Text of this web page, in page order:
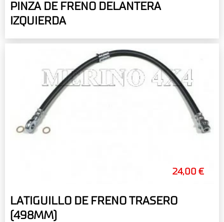
PINZA DE FRENO DELANTERA
IZQUIERDA
24,00 €
LATIGUILLO DE FRENO TRASERO
(498MM)